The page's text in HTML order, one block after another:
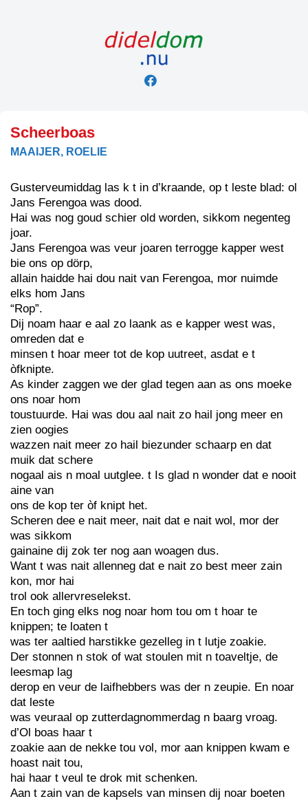
Scheerboas
MAAIJER, ROELIE
Gusterveumiddag las k t in d’kraande, op t leste blad: ol
Jans Ferengoa was dood.
Hai was nog goud schier old worden, sikkom negenteg
joar.
Jans Ferengoa was veur joaren terrogge kapper west
bie ons op dörp,
allain haidde hai dou nait van Ferengoa, mor nuimde
elks hom Jans
“Rop”.
Dij noam haar e aal zo laank as e kapper west was,
omreden dat e
minsen t hoar meer tot de kop uutreet, asdat e t
òfknipte.
As kinder zaggen we der glad tegen aan as ons moeke
ons noar hom
toustuurde. Hai was dou aal nait zo hail jong meer en
zien oogies
wazzen nait meer zo hail biezunder schaarp en dat
muik dat schere
nogaal ais n moal uutglee. t Is glad n wonder dat e nooit
aine van
ons de kop ter òf knipt het.
Scheren dee e nait meer, nait dat e nait wol, mor der
was sikkom
gainaine dij zok ter nog aan woagen dus.
Want t was nait allenneg dat e nait zo best meer zain
kon, mor hai
trol ook allervreselekst.
En toch ging elks nog noar hom tou om t hoar te
knippen; te loaten t
was ter aaltied harstikke gezelleg in t lutje zoakie.
Der stonnen n stok of wat stoulen mit n toaveltje, de
leesmap lag
derop en veur de laifhebbers was der n zeupie. En noar
dat leste
was veuraal op zutterdagnommerdag n baarg vroag.
d’Ol boas haar t
zoakie aan de nekke tou vol, mor aan knippen kwam e
hoast nait tou,
hai haar t veul te drok mit schenken.
Aan t zain van de kapsels van minsen dij noar boeten